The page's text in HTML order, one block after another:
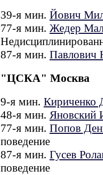
39-я мин. Йович
77-я мин. Жедер
87-я мин. Павлович
"ЦСКА" Москва
9-я мин. Кириченко
48-я мин. Яновский
77-я мин. Попов
поведение
87-я мин. Гусев
поведение